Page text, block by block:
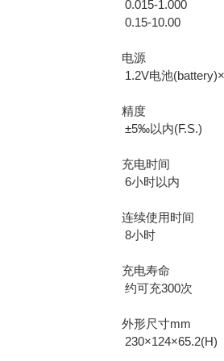
0.015-1.000
0.15-10.00
电源
1.2V电池
精度
±5‰以内(F.S.)
充电时间
6小时以内
连续使用时间
8小时
充电寿命
约可充300次
外形尺寸mm
230×124×65.2(H)